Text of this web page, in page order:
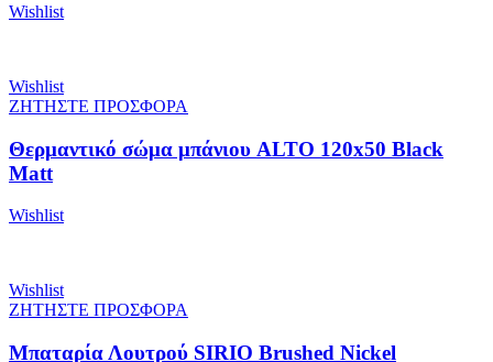
Wishlist
Wishlist
ΖΗΤΗΣΤΕ ΠΡΟΣΦΟΡΑ
Θερμαντικό σώμα μπάνιου ALTO 120x50 Black
Matt
Wishlist
Wishlist
ΖΗΤΗΣΤΕ ΠΡΟΣΦΟΡΑ
Μπαταρία Λουτρού SIRIO Brushed Nickel